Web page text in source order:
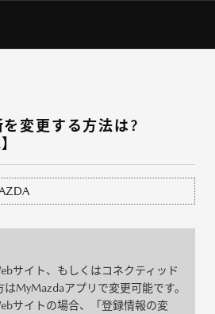
を変更する方法は?
サイト、もしくはコネクティッド
MyMazdaアプリで変更可能です。
サイトの場合、「登録情報の変